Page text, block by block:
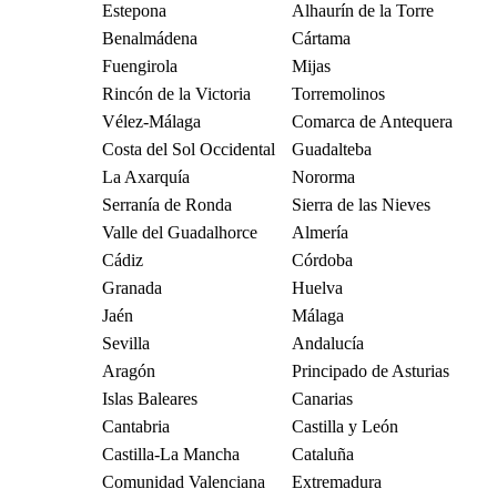
Estepona
Alhaurín de la Torre
Benalmádena
Cártama
Fuengirola
Mijas
Rincón de la Victoria
Torremolinos
Vélez-Málaga
Comarca de Antequera
Costa del Sol Occidental
Guadalteba
La Axarquía
Nororma
Serranía de Ronda
Sierra de las Nieves
Valle del Guadalhorce
Almería
Cádiz
Córdoba
Granada
Huelva
Jaén
Málaga
Sevilla
Andalucía
Aragón
Principado de Asturias
Islas Baleares
Canarias
Cantabria
Castilla y León
Castilla-La Mancha
Cataluña
Comunidad Valenciana
Extremadura